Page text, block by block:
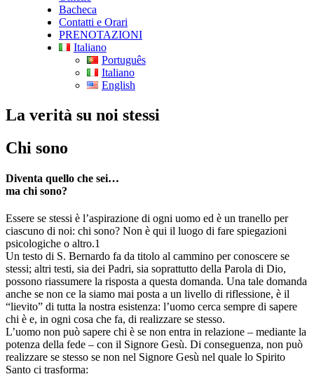
Bacheca
Contatti e Orari
PRENOTAZIONI
Italiano
Português
Italiano
English
La verità su noi stessi
Chi sono
Diventa quello che sei…
ma chi sono?
Essere se stessi è l’aspirazione di ogni uomo ed è un tranello per
ciascuno di noi: chi sono? Non è qui il luogo di fare spiegazioni
psicologiche o altro.1
Un testo di S. Bernardo fa da titolo al cammino per conoscere se
stessi; altri testi, sia dei Padri, sia soprattutto della Parola di Dio,
possono riassumere la risposta a questa domanda. Una tale domanda
anche se non ce la siamo mai posta a un livello di riflessione, è il
“lievito” di tutta la nostra esistenza: l’uomo cerca sempre di sapere
chi è e, in ogni cosa che fa, di realizzare se stesso.
L’uomo non può sapere chi è se non entra in relazione – mediante la
potenza della fede – con il Signore Gesù. Di conseguenza, non può
realizzare se stesso se non nel Signore Gesù nel quale lo Spirito
Santo ci trasforma: